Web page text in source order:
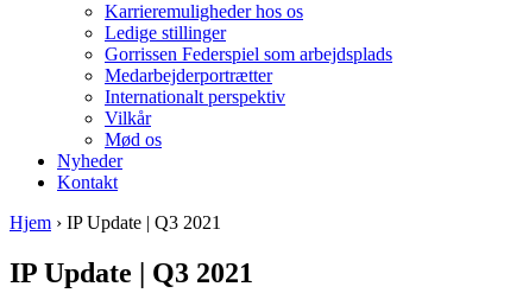
Karrieremuligheder hos os
Ledige stillinger
Gorrissen Federspiel som arbejdsplads
Medarbejderportrætter
Internationalt perspektiv
Vilkår
Mød os
Nyheder
Kontakt
Hjem › IP Update | Q3 2021
IP Update | Q3 2021